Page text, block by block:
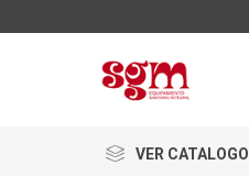
VER CATALOGO